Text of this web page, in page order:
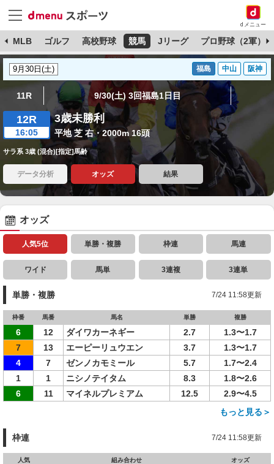
dメニュー
MLB ゴルフ 高校野球 競馬 Jリーグ プロ野球（2軍）
福島 中山 阪神
11R 9/30(土) 3回福島1日目
12R
16:05
3歳未勝利
平地 芝 右・2000m 16頭
サラ系 3歳 (混合)[指定]馬齢
データ分析 オッズ 結果
オッズ
人気5位 単勝・複勝 枠連 馬連
ワイド 馬単 3連複 3連単
単勝・複勝 7/24 11:58更新
枠番 馬番 馬名 単勝 複勝
6 12 ダイワカーネギー 2.7
1.3〜1.7
7
13 エーピーリュウエン 3.7
1.3〜1.7
4
7 ゼンノカモミール 5.7
1.7〜2.4
1
1 ニシノテイタム 8.3
1.8〜2.6
6
11 マイネルプレミアム 12.5
2.9〜4.5
もっと見る＞
枠連 7/24 11:58更新
人気 組み合わせ オッズ